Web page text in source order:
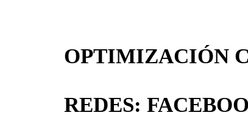
OPTIMIZACIÓN
REDES: